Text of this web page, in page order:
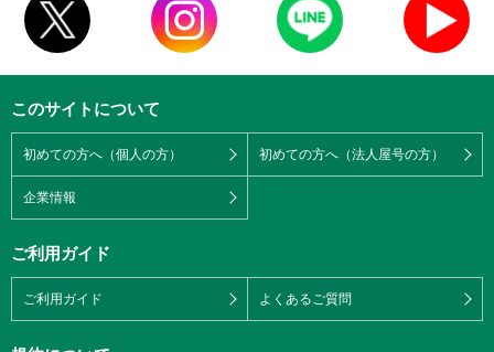
このサイトについて
初めての方へ（個人の方） 初めての方へ（法人屋号の方）
企業情報
ご利用ガイド
ご利用ガイド よくあるご質問